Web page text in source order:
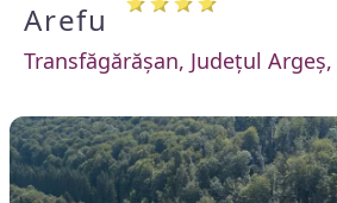
Arefu
Transfăgărășan, Județul Argeș,